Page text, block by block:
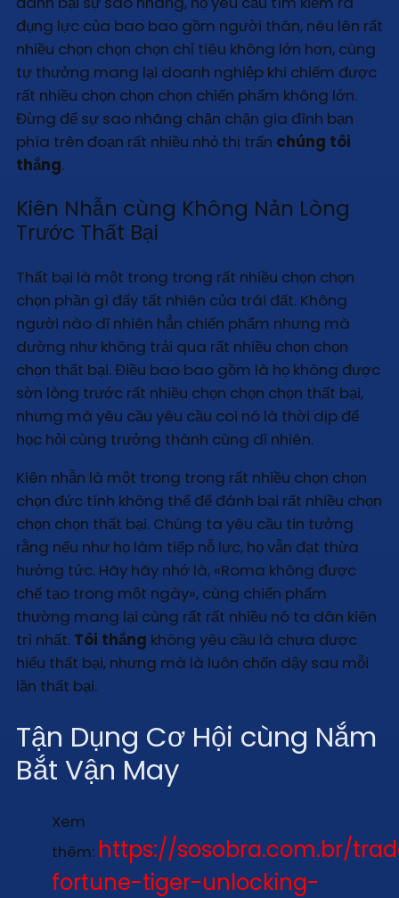
đụng lực của bao bao gồm người thân, nêu lên rất
nhiều chọn chọn chọn chỉ tiêu không lớn hơn, cùng
tự thưởng mang lại doanh nghiệp khi chiếm được
rất nhiều chọn chọn chọn chiến phẩm không lớn.
Đừng để sự sao nhãng chặn chặn gia đình bạn
phía trên đoạn rất nhiều nhỏ thị trấn chúng tôi
thắng.
Kiên Nhẫn cùng Không Nản Lòng
Trước Thất Bại
Thất bại là một trong trong rất nhiều chọn chọn
chọn phần gì đấy tất nhiên của trái đất. Không
người nào dĩ nhiên hẳn chiến phẩm nhưng mà
dường như không trải qua rất nhiều chọn chọn
chọn thất bại. Điều bao bao gồm là họ không được
sờn lòng trước rất nhiều chọn chọn chọn thất bại,
nhưng mà yêu cầu yêu cầu coi nó là thời dịp để
học hỏi cùng trưởng thành cùng dĩ nhiên.
Kiên nhẫn là một trong trong rất nhiều chọn chọn
chọn đức tính không thể để đánh bại rất nhiều chọn
chọn chọn thất bại. Chúng ta yêu cầu tin tưởng
rằng nếu như họ làm tiếp nỗ lực, họ vẫn đạt thừa
hưởng tức. Hãy hãy nhớ là, «Roma không được
chế tạo trong một ngày», cùng chiến phẩm
thường mang lại cùng rất rất nhiều nó ta dân kiên
trì nhất. Tôi thắng không yêu cầu là chưa được
hiểu thất bại, nhưng mà là luôn chốn dậy sau mỗi
lần thất bại.
Tận Dụng Cơ Hội cùng Nắm
Bắt Vận May
Xem
thêm: https://sosobra.com.br/
fortune-tiger-unlocking-